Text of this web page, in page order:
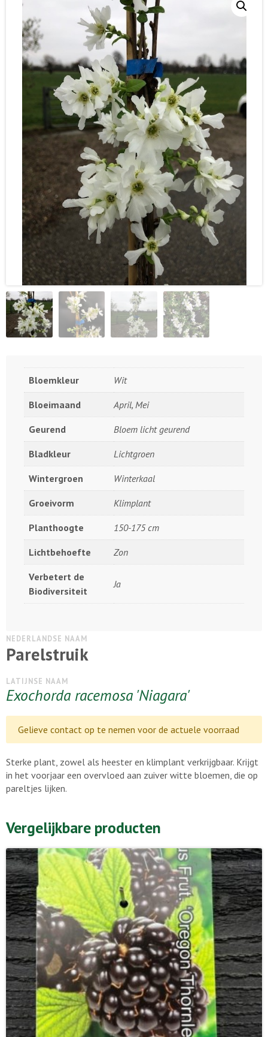
Bloemkleur Wit
Bloeimaand April, Mei
Geurend Bloem licht geurend
Bladkleur Lichtgroen
Wintergroen Winterkaal
Groeivorm Klimplant
Planthoogte 150-175 cm
Lichtbehoefte Zon
Verbetert de
Biodiversiteit
Ja
NEDERLANDSE NAAM
Parelstruik
LATIJNSE NAAM
Exochorda racemosa 'Niagara'
Gelieve contact op te nemen voor de actuele voorraad
Sterke plant, zowel als heester en klimplant verkrijgbaar. Krijgt
in het voorjaar een overvloed aan zuiver witte bloemen, die op
pareltjes lijken.
Vergelijkbare producten